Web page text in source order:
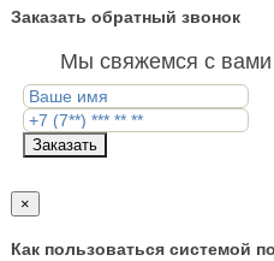
Заказать обратный звонок
Мы свяжемся с
Заказать
×
Как пользоваться системой